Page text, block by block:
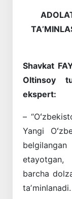
Shavkat
Oltinsoy
ekspert:
–
Yangi
etayotgan,
barcha
taʼminlanadi.